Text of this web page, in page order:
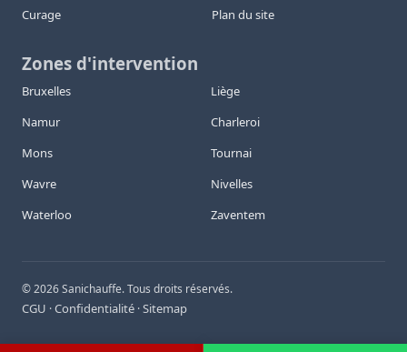
Curage
Plan du site
Zones d'intervention
Bruxelles
Liège
Namur
Charleroi
Mons
Tournai
Wavre
Nivelles
Waterloo
Zaventem
©2026Sanichauffe. Tous droits réservés.
CGU ·Confidentialité ·Sitemap